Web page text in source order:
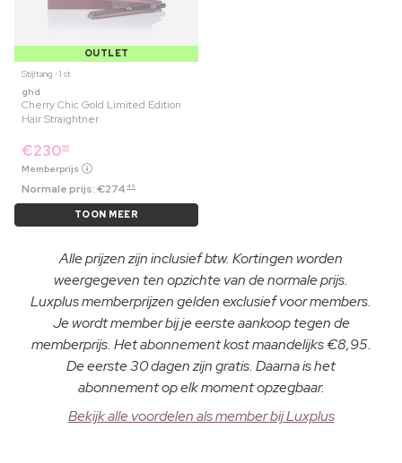
OUTLET
Stijltang ⋅ 1 st
ghd
Cherry Chic Gold Limited Edition
Hair Straightner
€23099
Memberprijs
Normale prijs:€274 49
TOON MEER
Alle prijzen zijn inclusief btw. Kortingen worden
weergegeven ten opzichte van de normale prijs.
Luxplus memberprijzen gelden exclusief voor members.
Je wordt member bij je eerste aankoop tegen de
memberprijs. Het abonnement kost maandelijks €8,95.
De eerste 30 dagen zijn gratis. Daarna is het
abonnement op elk moment opzegbaar.
Bekijk alle voordelen als member bij Luxplus